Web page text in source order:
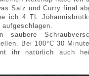
Salz und Curry final
ich 4 TL
saubere
Bei 100°C 30
ihr natürlich auch